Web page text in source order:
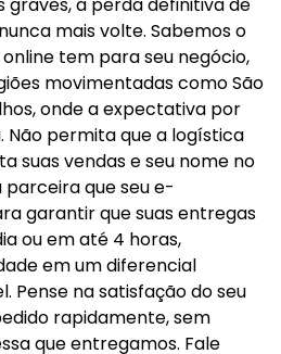
mais volte. Sabemos o
tem para seu negócio,
movimentadas como São
onde a expectativa por
Não permita que a logística
suas vendas e seu nome no
parceira que seu e-
garantir que suas entregas
ou em até 4 horas,
em um diferencial
Pense na satisfação do seu
rapidamente, sem
que entregamos. Fale